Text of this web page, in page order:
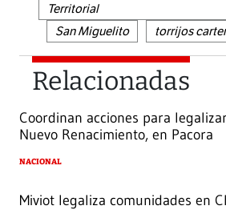
Territorial
San Miguelito
torrijos carter
Relacionadas
Coordinan acciones para
Nuevo Renacimiento, en Pacora
NACIONAL
Miviot legaliza comunidades en